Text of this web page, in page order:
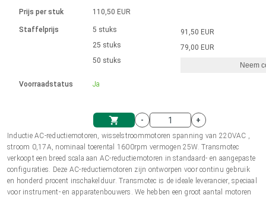
Eenheidssysteem
Winkelwagen
Solenoïden
driver
Ø 28-42| 1-1400 rpm | <= 290Ncm
Borstelloze DC-motordrivers
Borstel DC-motordrivers DPWM-
Stappenmotor drivers
Synchroon-asynchroon | voor 1-4 aandrijvingen
Besturingskasten
Synchroon-asynchroon | voor 1-4 aandrijvingen
Français (EUR)
Polski (EUR)
Norsk (NOK)
Prijs per stuk
Staffelprijs
Voorraadstatus
110,50 EUR
5 stuks
25 stuks
50 stuks
Ja
91,50 EUR
79,00 EUR
Neem
-
+
Inductie AC-reductiemotoren, wisselstroommotoren spanning van 220VAC ,
stroom 0,17A, nominaal toerental 1600rpm vermogen 25W. Transmotec
verkoopt een breed scala aan AC-reductiemotoren in standaard- en aangepaste
configuraties. Deze AC-reductiemotoren zijn ontworpen voor continu gebruik
en honderd procent inschakelduur. Transmotec is de ideale leverancier, speciaal
voor instrument- en apparatenbouwers. We hebben een groot aantal motoren